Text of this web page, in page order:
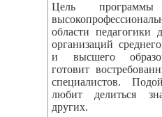
Цель
области педагогики
организаций
и высшего
готовит
специалистов.
любит делиться
других.